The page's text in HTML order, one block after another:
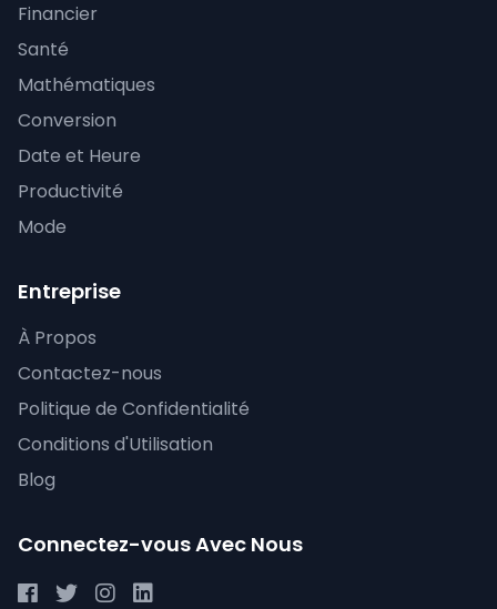
Financier
Santé
Mathématiques
Conversion
Date et Heure
Productivité
Mode
Entreprise
À Propos
Contactez-nous
Politique de Confidentialité
Conditions d'Utilisation
Blog
Connectez-vous Avec Nous